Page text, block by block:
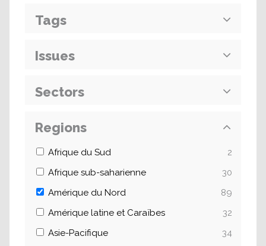
Tags
Issues
Sectors
Regions
Afrique du Sud
2
Afrique sub-saharienne
30
Amérique du Nord
89
Amérique latine et Caraïbes
32
Asie-Pacifique
34